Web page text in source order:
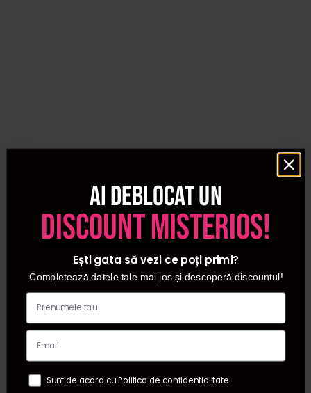
Ai deblocat un
discount misterios!
Ești gata să vezi ce poți primi?
Completează datele tale mai jos și descoperă discountul!
Sunt de acord cu Politica de confidentialitate